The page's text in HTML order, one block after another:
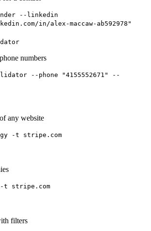
--linkedin
in/alex-maccaw-ab592978"
numbers
--phone "4155552671" --
any website
-t stripe.com
t stripe.com
filters